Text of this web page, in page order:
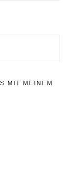
MIT MEINEM